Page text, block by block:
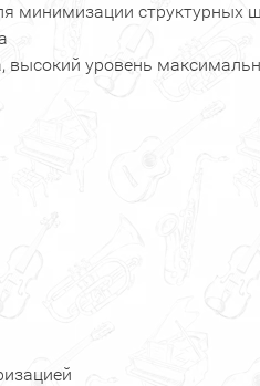
минимизации структурных
уровень